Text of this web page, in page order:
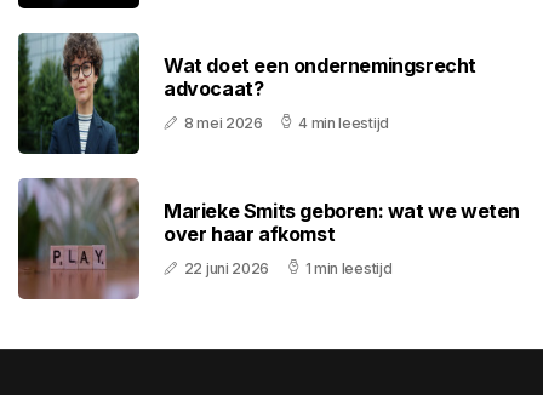
Wat doet een ondernemingsrecht
advocaat?
8 mei 2026 4 min leestijd
Marieke Smits geboren: wat we weten
over haar afkomst
22 juni 2026 1 min leestijd